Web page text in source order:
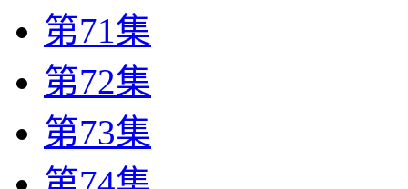
第71集
第72集
第73集